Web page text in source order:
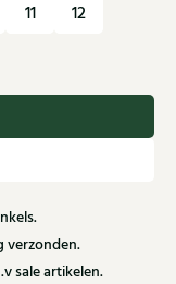
11 12
verzonden.
sale artikelen.